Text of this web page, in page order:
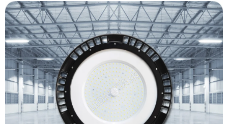
product
rating
is
0.0
out
of
stars.